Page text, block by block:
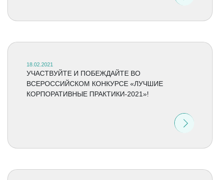
18.02.2021
УЧАСТВУЙТЕ И ПОБЕЖДАЙТЕ ВО
ВСЕРОССИЙСКОМ КОНКУРСЕ «ЛУЧШИЕ
КОРПОРАТИВНЫЕ ПРАКТИКИ-2021»!